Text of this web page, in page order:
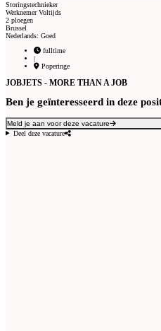
Storingstechnieker
Werknemer Voltijds
2 ploegen
Brussel
Nederlands: Goed
fulltime
|
Poperinge
JOBJETS - MORE THAN A JOB
Ben je geïnteresseerd in deze
Meld je aan voor deze vacature
Deel deze vacature